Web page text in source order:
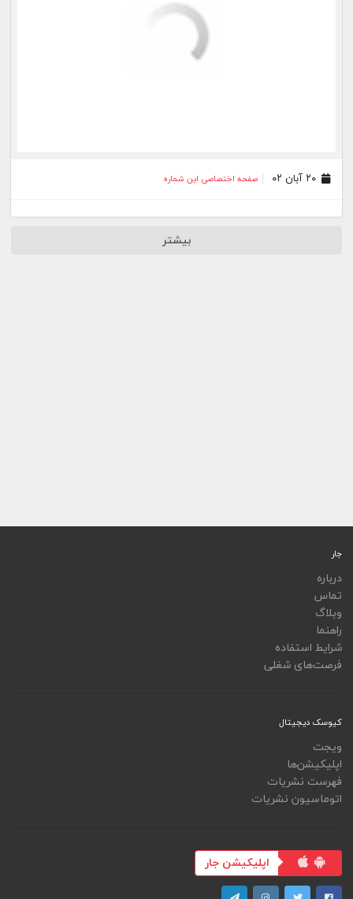
جار
درباره
تماس
وبلاگ
راهنما
شرایط استفاده
فرصت‌های شغلی
کیوسک دیجیتال
ویجت
اپلیکیشن‌ها
فهرست نشریات
اتوماسیون نشریات
اپلیکیشن جار